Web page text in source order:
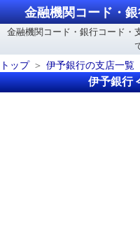
金融機関コード・
金融機関コード・銀行コード・
トップ
伊予銀行の支店一覧
伊予銀行